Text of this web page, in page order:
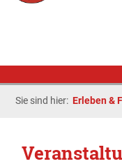
Sie sind hier: Erleben &